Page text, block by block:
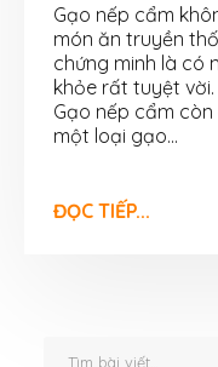
Gạo nếp cẩm
món ăn truyền
chứng minh là có
khỏe rất tuyệt
Gạo nếp cẩm còn
một loại gạo...
ĐỌC TIẾP...